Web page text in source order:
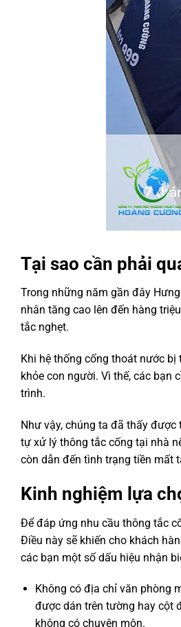
Tại sao cần phải
Trong những năm gần đây
nhân tăng cao lên đến hàng
tắc nghẹt.
Khi hệ thống cống thoát nước
khỏe con người. Vì thế, các bạn
trình.
Như vậy, chúng ta đã thấy
tự xử lý thông tắc cống tại nhà
còn dẫn đến tình trạng tiền mất
Kinh nghiệm lựa
Để đáp ứng nhu cầu thông tắc
Điều này sẽ khiến cho khách
các bạn một số dấu hiệu nhận
Không có địa chỉ văn phòng
được dán trên tường hay cột
không có chuyên môn.